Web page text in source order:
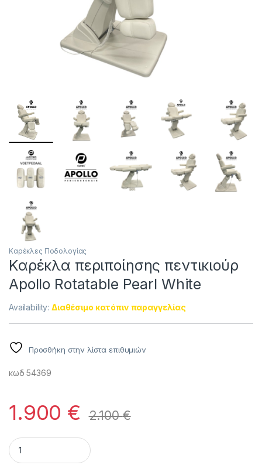
Καρέκλες Ποδολογίας
Καρέκλα περιποίησης πεντικιούρ
Apollo Rotatable Pearl White
Availability:Διαθέσιμο κατόπιν παραγγελίας
Προσθήκη στην λίστα επιθυμιών
κωδ 54369
1.900 € 2.100€
Καρέκλα περιποίησης πεντικιούρ Apollo Rotatable Pearl